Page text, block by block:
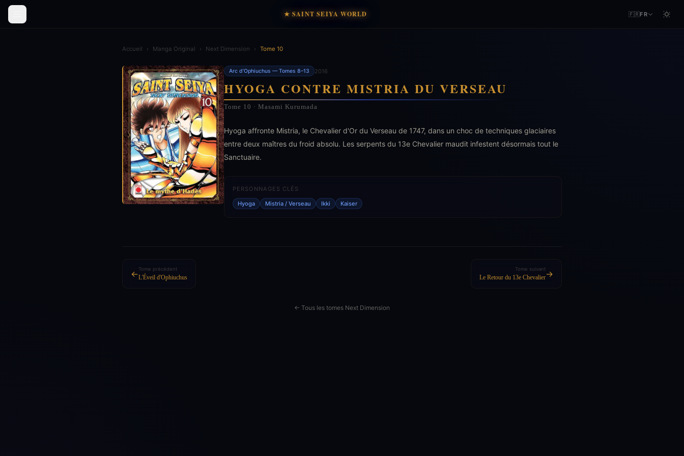
★ SAINT SEIYA WORLD 🇫🇷FR
Accueil › Manga Original › Next Dimension › Tome 10
Arc d'Ophiuchus — Tomes 8–13 2016
HYOGA CONTRE MISTRIA DU VERSEAU
Tome 10 · Masami Kurumada
Hyoga affronte Mistria, le Chevalier d'Or du Verseau de 1747, dans un choc de techniques glaciaires
entre deux maîtres du froid absolu. Les serpents du 13e Chevalier maudit infestent désormais tout le
Sanctuaire.
PERSONNAGES CLÉS
Hyoga Mistria / Verseau Ikki Kaiser
←Tome précédent
L'Éveil d'Ophiuchus
Tome suivant
Le Retour du 13e Chevalier→
← Tous les tomes Next Dimension